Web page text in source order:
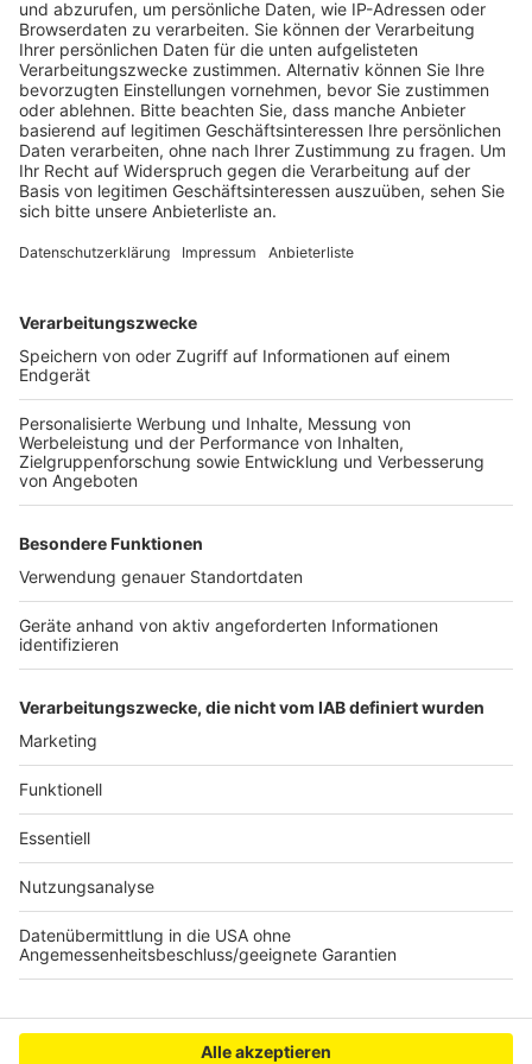
Unsere Herbst-Comedy mit Lisa Feller
"Herbst Dich nicht so!"
Anzeige
So heißt unsere neue Serie von und mit Lisa Feller, die
uns diesen Herbst lustig machen wird. Lisa lässt dabei
oder Backen und Kürbisse schnitzen. Lisa geht mit
täglich uns locker durch den Herbst.
Anzeige
Lisa Feller mit Programm auf Tour
Wer nicht genug bekommen und weitere Portionen
Lachen verschrieben bekommen möchte: Lisa Feller
ist aktuell mit ihrem Programm "Schön für dich" auf
Anzeige